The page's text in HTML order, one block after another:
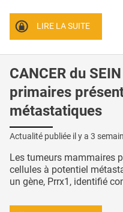
LIRE LA SUITE
CANCER du
primaires
métastatiques
Actualité publiée il y a 3
Les tumeurs mammaires
cellules à potentiel
un gène, Prrx1, identifié